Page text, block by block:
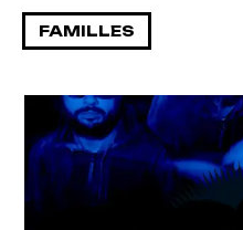
FAMILLES